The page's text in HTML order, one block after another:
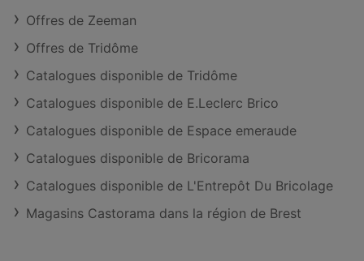
Offres de Zeeman
Offres de Tridôme
Catalogues disponible de Tridôme
Catalogues disponible de E.Leclerc Brico
Catalogues disponible de Espace emeraude
Catalogues disponible de Bricorama
Catalogues disponible de L'Entrepôt Du Bricolage
Magasins Castorama dans la région de Brest